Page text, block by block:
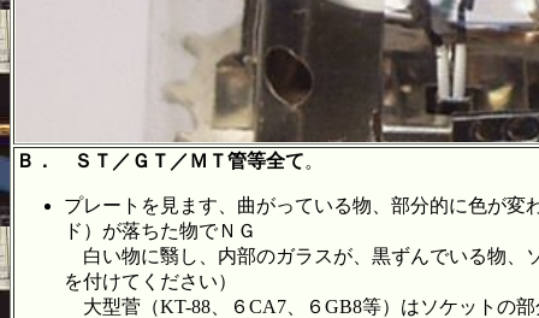
Ｂ． ＳＴ／ＧＴ／ＭＴ管等全て。
プレートを見ます、曲がっている物、部分的に色が
ド）が落ちた物でＮＧ
白い物に翳し、内部のガラスが、黒ずんでいる物、
を付けてください）
大型菅（KT-88、６CA7、６GB8等）はソケットの